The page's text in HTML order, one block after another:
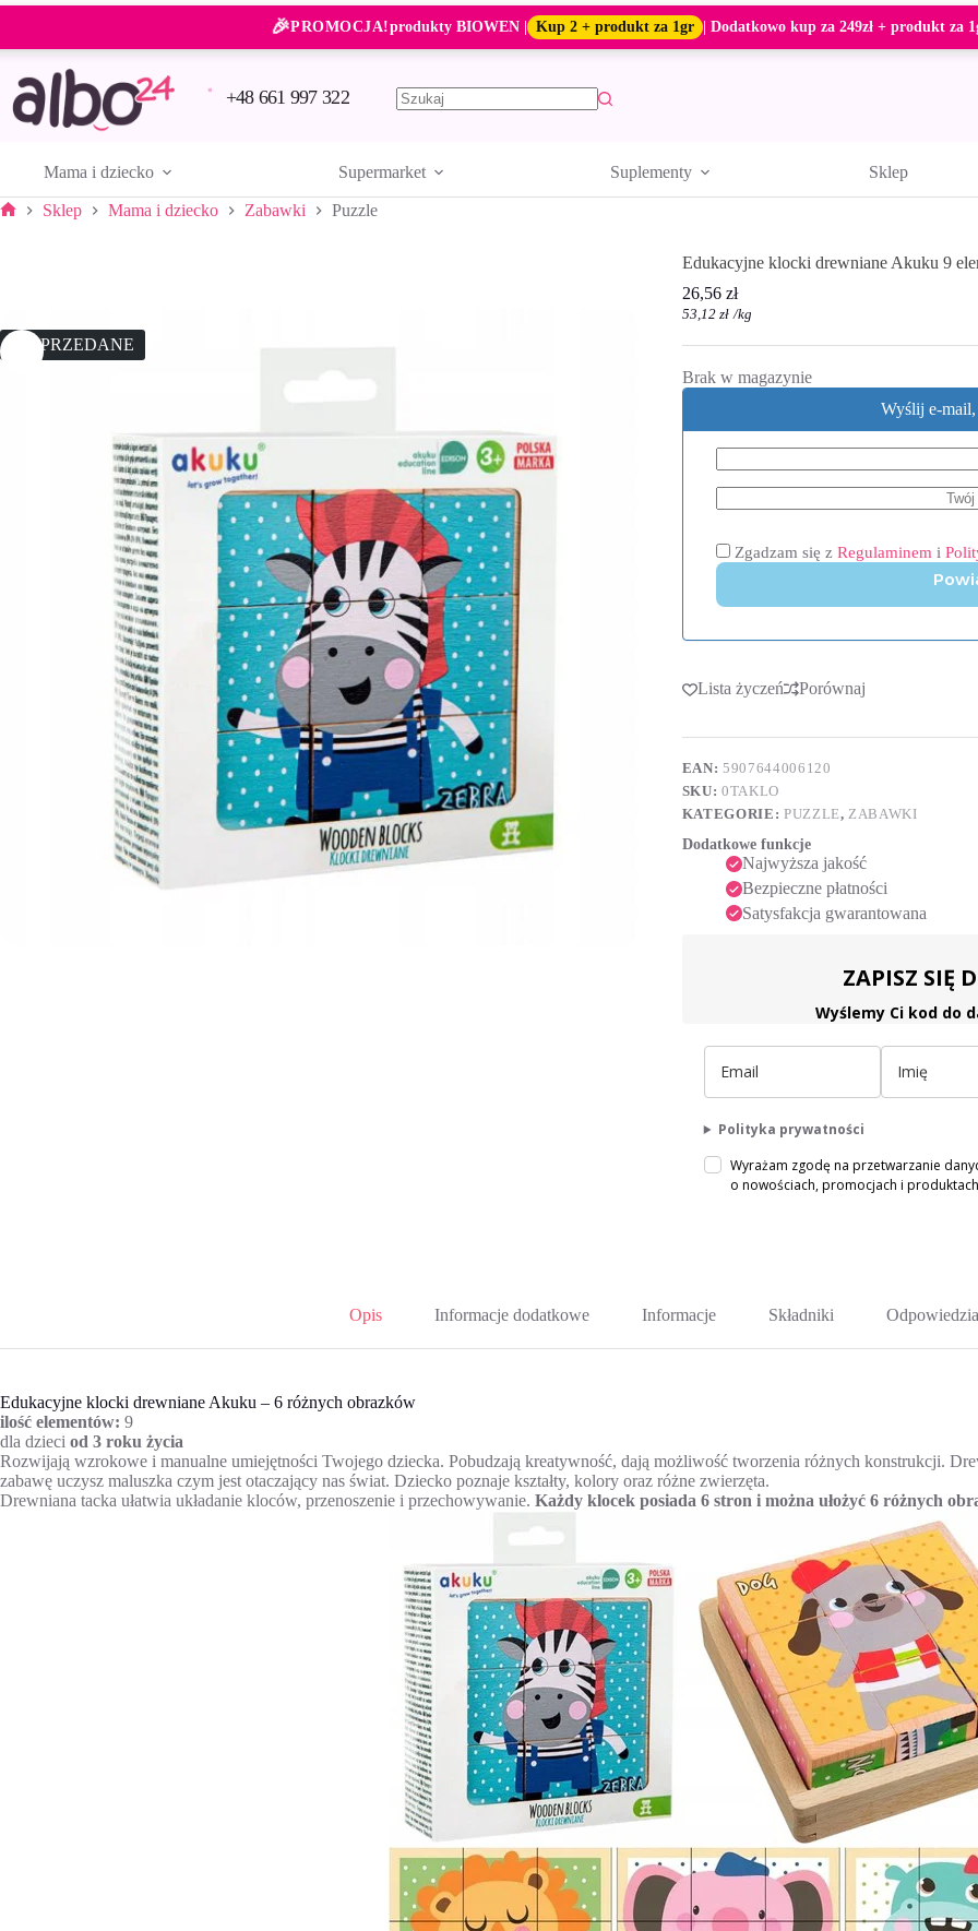
Przejdź
treści
🎉PROMOCJA!produkty BIOWEN | Kup 2 + produkt za 1gr | Dodatkowo kup za 249zł + produkt za
+48 661 997 322
Mama i dziecko
Supermarket Suplementy Sklep
Sklep Mama i dziecko Zabawki Puzzle
WYPRZEDANE
Edukacyjne klocki drewniane Akuku 9
26,56 zł
53,12 zł /kg
Brak w magazynie
Wyślij e-
Zgadzam się z Regulaminem i
Lista życzeń Porównaj
EAN:5907644006120
SKU:0TAKLO
KATEGORIE: PUZZLE,ZABAWKI
Dodatkowe funkcje
Najwyższa jakość
Bezpieczne płatności
Satysfakcja gwarantowana
ZAPISZ SIĘ
Wyślemy Ci kod do
Polityka prywatności
Wyrażam zgodę na przetwarzanie
o nowościach, promocjach i
Opis Informacje dodatkowe Informacje Składniki
Edukacyjne klocki drewniane Akuku – 6 różnych obrazków
ilość elementów: 9
dla dzieci od 3 roku życia
Rozwijają wzrokowe i manualne umiejętności Twojego dziecka. Pobudzają kreatywność, dają możliwość tworzenia różnych konstrukcji.
zabawę uczysz maluszka czym jest otaczający nas świat. Dziecko poznaje kształty, kolory oraz różne zwierzęta.
Drewniana tacka ułatwia układanie kloców, przenoszenie i przechowywanie. Każdy klocek posiada 6 stron i można ułożyć 6 różnych